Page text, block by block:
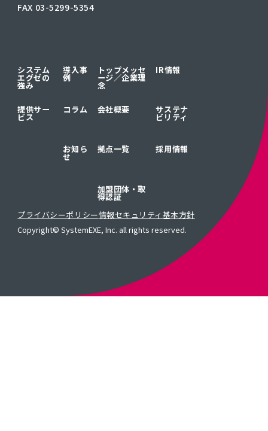
FAX 03-5299-5354
システム
エグゼの
強み
提供サー
ビス
導入事
例
コラム
お知ら
せ
トップメッセ
ージ／企業理
念
会社概要
拠点一覧
加盟団体・取
得認証
IR情報
サステナ
ビリティ
採用情報
プライバシーポリシー情報セキュリティ基本方針
Copyright© SystemEXE, Inc. all rights reserved.